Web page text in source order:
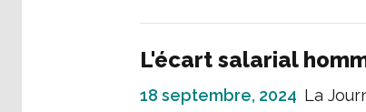
L'écart salarial
18 septembre, 2024 La